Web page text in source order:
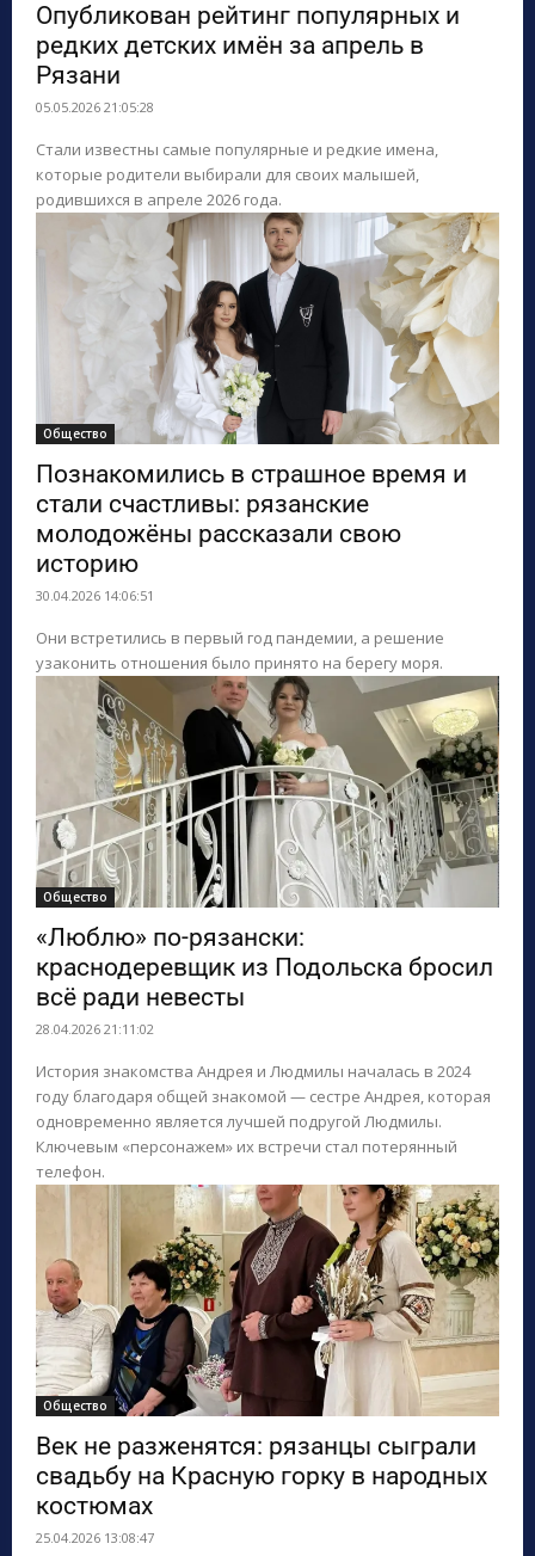
Опубликован рейтинг популярных и
редких детских имён за апрель в
Рязани
05.05.2026 21:05:28
Стали известны самые популярные и редкие имена,
которые родители выбирали для своих малышей,
родившихся в апреле 2026 года.
Общество
Познакомились в страшное время и
стали счастливы: рязанские
молодожёны рассказали свою
историю
30.04.2026 14:06:51
Они встретились в первый год пандемии, а решение
узаконить отношения было принято на берегу моря.
Общество
«Люблю» по-рязански:
краснодеревщик из Подольска бросил
всё ради невесты
28.04.2026 21:11:02
История знакомства Андрея и Людмилы началась в 2024
году благодаря общей знакомой — сестре Андрея, которая
одновременно является лучшей подругой Людмилы.
Ключевым «персонажем» их встречи стал потерянный
телефон.
Общество
Век не разженятся: рязанцы сыграли
свадьбу на Красную горку в народных
костюмах
25.04.2026 13:08:47